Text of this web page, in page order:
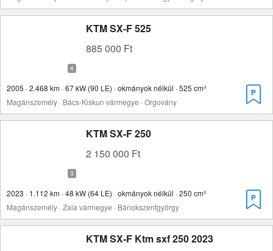
KTM SX-F 525
885 000 Ft
2005 · 2.468 km · 67 kW (90 LE) · okmányok nélkül · 525 cm³
Magánszemély · Bács-Kiskun vármegye · Orgovány
KTM SX-F 250
2 150 000 Ft
2023 · 1.112 km · 48 kW (64 LE) · okmányok nélkül · 250 cm³
Magánszemély · Zala vármegye · Bánokszentgyörgy
KTM SX-F Ktm sxf 250 2023